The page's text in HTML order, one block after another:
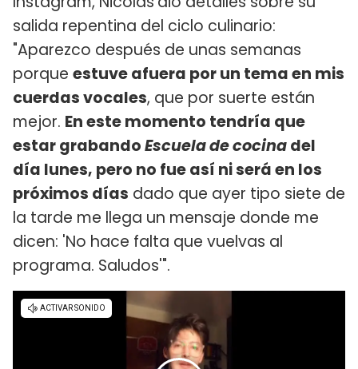
salida repentina del ciclo culinario:
"Aparezco después de unas semanas
porque estuve afuera por un tema en mis
cuerdas vocales, que por suerte están
mejor. En este momento tendría que
estar grabandoEscuela de cocinadel
día lunes, pero no fue así ni será en los
próximos días dado que ayer tipo siete de
la tarde me llega un mensaje donde me
dicen: 'No hace falta que vuelvas al
programa. Saludos'".